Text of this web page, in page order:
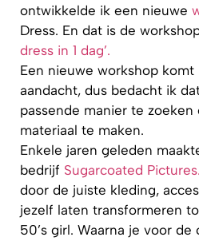
ontwikkelde ik een nieuwe
Dress. En dat is de
dress in 1 dag’.
Een nieuwe workshop
aandacht, dus bedacht ik
passende manier te
materiaal te maken.
Enkele jaren geleden
bedrijf Sugarcoated Pictures.
door de juiste kleding,
jezelf laten transformeren
50’s girl. Waarna je voor